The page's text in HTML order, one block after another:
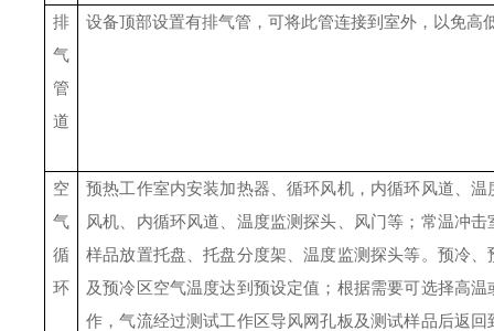
排
气
管
道
设备顶部设置有排气管，可将此管连接到室外，以免高
空
气
循
环
预热工作室内安装加热器、循环风机，内循环风道、
风机、内循环风道、温度监测探头、风门等；常温冲
样品放置托盘、托盘分度架、温度监测探头等。预冷
及预冷区空气温度达到预设定值；根据需要可选择高
作，气流经过测试工作区导风网孔板及测试样品后返